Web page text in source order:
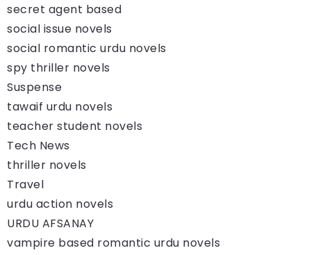
secret agent based
social issue novels
social romantic urdu novels
spy thriller novels
Suspense
tawaif urdu novels
teacher student novels
Tech News
thriller novels
Travel
urdu action novels
URDU AFSANAY
vampire based romantic urdu novels